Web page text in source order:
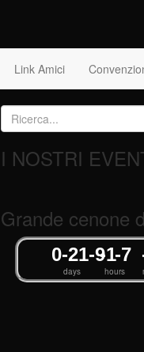
Link Amici
Cerca:
I NOSTRI
Grande cenone
days
0-21-9
hours
-1-7